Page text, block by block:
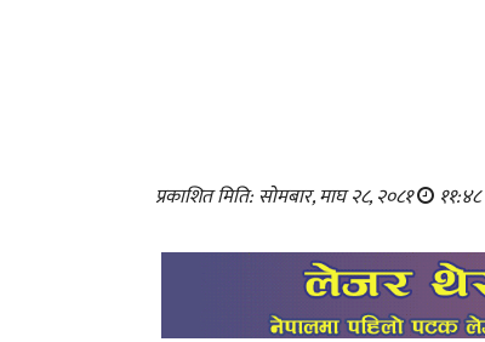
प्रकाशित मिति: सोमबार, माघ २८, २०८१ ११:४८